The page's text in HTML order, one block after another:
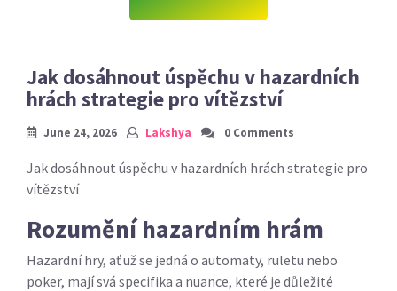
Jak dosáhnout úspěchu v hazardních
hrách strategie pro vítězství
June 24, 2026 Lakshya 0 Comments
Jak dosáhnout úspěchu v hazardních hrách strategie pro
vítězství
Rozumění hazardním hrám
Hazardní hry, ať už se jedná o automaty, ruletu nebo
poker, mají svá specifika a nuance, které je důležité